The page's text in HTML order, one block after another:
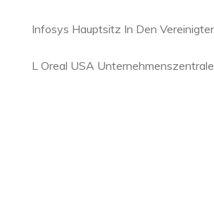
Infosys Hauptsitz In Den
L Oreal USA Unternehmenszentrale